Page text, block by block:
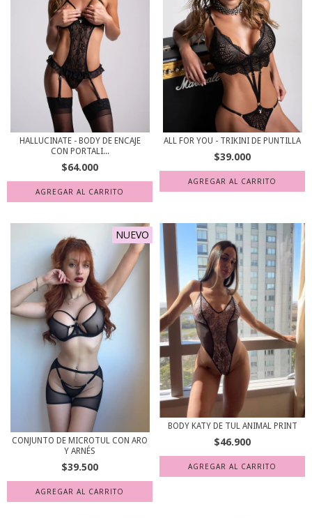
HALLUCINATE - BODY DE ENCAJE
CON PORTALI...
$64.000
AGREGAR AL CARRITO
ALL FOR YOU - TRIKINI DE PUNTILLA
$39.000
AGREGAR AL CARRITO
NUEVO
CONJUNTO DE MICROTUL CON ARO
Y ARNÉS
$39.500
AGREGAR AL CARRITO
BODY KATY DE TUL ANIMAL PRINT
$46.900
AGREGAR AL CARRITO